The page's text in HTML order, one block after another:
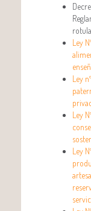
Ley
Ley
Ley
Ley